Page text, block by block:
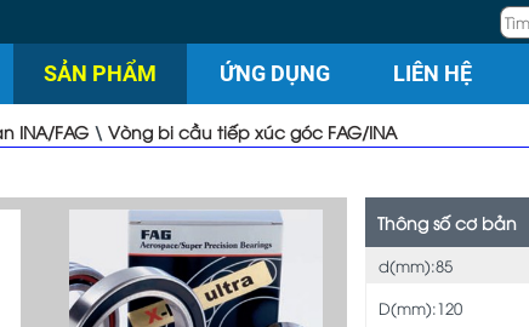
SẢN PHẨM ỨNG DỤNG LIÊN HỆ
INA/FAG \ Vòng bi cầu tiếp xúc góc FAG/INA
Thông số cơ bản
d(mm):85
D(mm):120